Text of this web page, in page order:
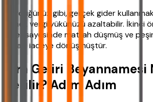
Gördüğünüz gibi, gerçek gider
etmek vergi yükünüzü azaltabilir. İkinci
gider sayesinde matrah düşmüş ve
fazlası iadeye dönüşmüştür.
Kira Geliri Beyannamesi
Verilir? Adım Adım